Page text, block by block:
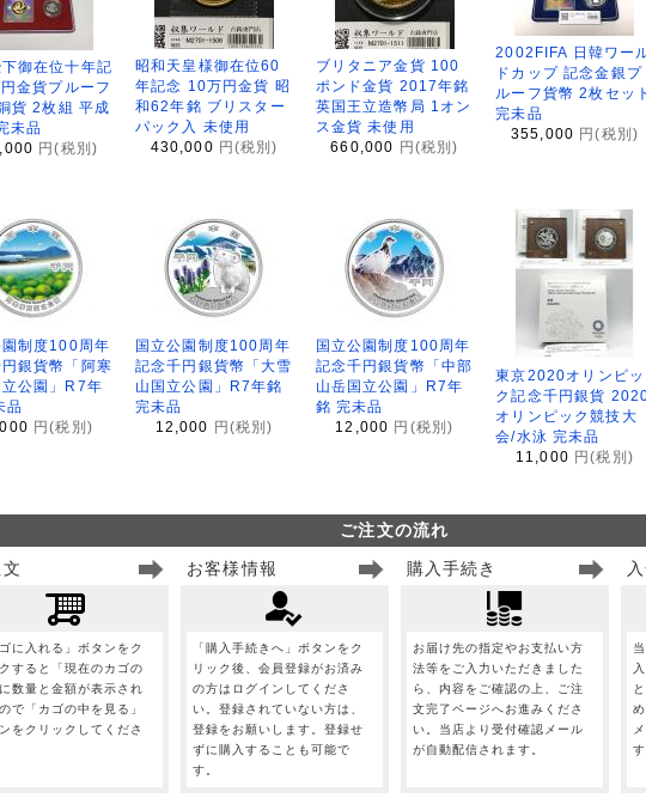
御在位十年記
金貨プルーフ
貨 2枚組 平成
未品
円(税別)
昭和天皇様御在位60
年記念 10万円金貨 昭
和62年銘 ブリスター
パック入 未使用
430,000 円(税別)
ブリタニア金貨 100
ポンド金貨 2017年銘
英国王立造幣局 1オン
ス金貨 未使用
660,000 円(税別)
2002FIFA 日韓ワー
ドカップ 記念金銀プ
ルーフ貨幣 2枚セット
完未品
355,000 円(税別)
園制度100周年
銀貨幣「阿寒
公園」R7年
品
円(税別)
国立公園制度100周年
記念千円銀貨幣「大雪
山国立公園」R7年銘
完未品
12,000 円(税別)
国立公園制度100周年
記念千円銀貨幣「中部
山岳国立公園」R7年
銘 完未品
12,000 円(税別)
東京2020オリンピッ
ク記念千円銀貨
オリンピック競技大
会/水泳 完未品
11,000 円(税別)
ご注文の流れ
ゴに入れる」ボタンをク
すると「現在のカゴの
数量と金額が表示され
で「カゴの中を見る」
をクリックしてくださ
お客様情報
「購入手続きへ」ボタンをク
リック後、会員登録がお済み
の方はログインしてくださ
い。登録されていない方は、
登録をお願いします。登録せ
ずに購入することも可能で
す。
購入手続き
お届け先の指定やお支払い方
法等をご入力いただきました
ら、内容をご確認の上、ご注
文完了ページへお進みくださ
い。当店より受付確認メール
が自動配信されます。
す